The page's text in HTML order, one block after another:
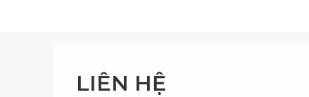
LIÊN HỆ